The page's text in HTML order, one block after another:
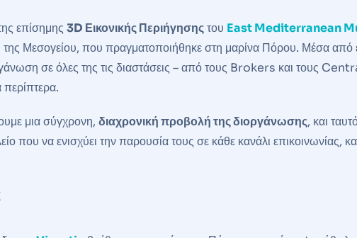
επίσημης 3D Εικονικής Περιήγησηςτου East Mediterranean
Μεσογείου, που πραγματοποιήθηκε στη μαρίνα Πόρου. Μέσα από
σε όλες της τις διαστάσεις – από τους Brokers και τους
μια σύγχρονη, διαχρονική προβολή της διοργάνωσης, και
που να ενισχύει την παρουσία τους σε κάθε κανάλι επικοινωνίας,